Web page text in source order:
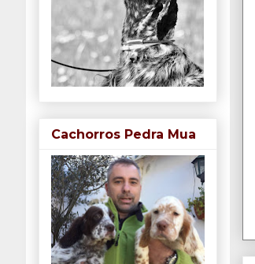
Cachorros Pedra Mua